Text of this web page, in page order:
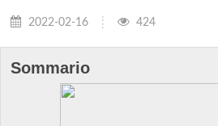
2022-02-16 424
Sommario